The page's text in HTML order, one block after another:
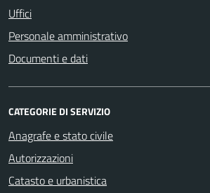
Uffici
Personale amministrativo
Documenti e dati
CATEGORIE DI SERVIZIO
Anagrafe e stato civile
Autorizzazioni
Catasto e urbanistica